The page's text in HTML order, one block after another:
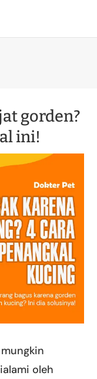
gorden?
ini!
oleh